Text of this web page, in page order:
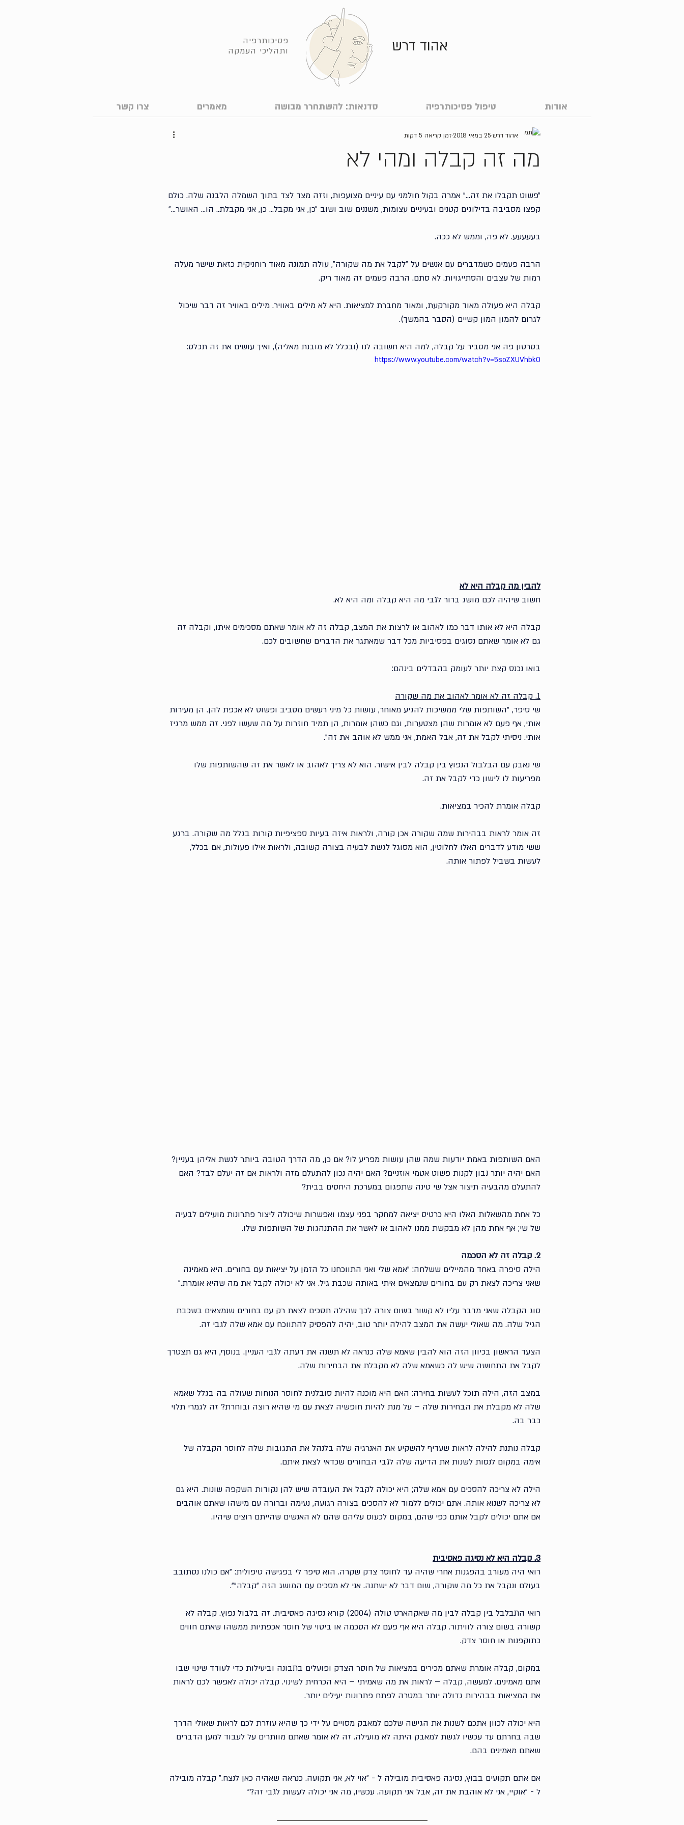
פסיכותרפיה
ותהליכי העמקה
אהוד דרש
אודות טיפול פסיכותרפיה סדנאות: להשתחרר מבושה מאמרים צרו קשר
מה זה קבלה ומהי לא
אהוד דרש 25 במאי 2018 זמן קריאה 5 דקות
״פשוט תקבלו את זה...״ אמרה בקול חולמני עם עיניים מצועפות, וזזה מצד לצד בתוך השמלה הלבנה שלה. כולם
קפצו מסביבה בדילוגים קטנים ובעיניים עצומות, משננים שוב ושוב ״כן, אני מקבל... כן, אני מקבלת.. הו... האושר...״
בעעעעע. לא פה, וממש לא ככה.
הרבה פעמים כשמדברים עם אנשים על ״לקבל את מה שקורה״, עולה תמונה מאוד רוחניקית כזאת שישר מעלה
רמות של עצבים והסתייגויות. לא סתם. הרבה פעמים זה מאוד ריק.
קבלה היא פעולה מאוד מקורקעת, ומאוד מחברת למציאות. היא לא מילים באוויר. מילים באוויר זה דבר שיכול
לגרום להמון המון קשיים (הסבר בהמשך).
בסרטון פה אני מסביר על קבלה, למה היא חשובה לנו (ובכלל לא מובנת מאליה), ואיך עושים את זה תכלס:
https://www.youtube.com/watch?v=5soZXUVhbk0
להבין מה קבלה היא לא
חשוב שיהיה לכם מושג ברור לגבי מה היא קבלה ומה היא לא.
קבלה היא לא אותו דבר כמו לאהוב או לרצות את המצב, קבלה זה לא אומר שאתם מסכימים איתו, וקבלה זה
גם לא אומר שאתם נסוגים בפסיביות מכל דבר שמאתגר את הדברים שחשובים לכם.
בואו נכנס קצת יותר לעומק בהבדלים בינהם:
1. קבלה זה לא אומר לאהוב את מה שקורה
שי סיפר, ״השותפות שלי ממשיכות להגיע מאוחר, עושות כל מיני רעשים מסביב ופשוט לא אכפת להן. הן מעירות
אותי, אף פעם לא אומרות שהן מצטערות, וגם כשהן אומרות, הן תמיד חוזרות על מה שעשו לפני. זה ממש מרגיז
אותי. ניסיתי לקבל את זה, אבל האמת, אני ממש לא אוהב את זה״.
שי נאבק עם הבלבול הנפוץ בין קבלה לבין אישור. הוא לא צריך לאהוב או לאשר את זה שהשותפות שלו
מפריעות לו לישון כדי לקבל את זה.
קבלה אומרת להכיר במציאות.
זה אומר לראות בבהירות שמה שקורה אכן קורה, ולראות איזה בעיות ספציפיות קורות בגלל מה שקורה. ברגע
ששי מודע לדברים האלו לחלוטין, הוא מסוגל לגשת לבעיה בצורה קשובה, ולראות אילו פעולות, אם בכלל,
לעשות בשביל לפתור אותה.
האם השותפות באמת יודעות שמה שהן עושות מפריע לו? אם כן, מה הדרך הטובה ביותר לגשת אליהן בעניין?
האם יהיה יותר נבון לקנות פשוט אטמי אוזניים? האם יהיה נכון להתעלם מזה ולראות אם זה יעלם לבד? האם
להתעלם מהבעיה תיצור אצל שי טינה שתפגום במערכת היחסים בבית?
כל אחת מהשאלות האלו היא כרטיס יציאה למחקר בפני עצמו ואפשרות שיכולה ליצור פתרונות מועילים לבעיה
של שי; אף אחת מהן לא מבקשת ממנו לאהוב או לאשר את ההתנהגות של השותפות שלו.
2. קבלה זה לא הסכמה
הילה סיפרה באחד מהמיילים ששלחה: ״אמא שלי ואני התווכחנו כל הזמן על יציאות עם בחורים. היא מאמינה
שאני צריכה לצאת רק עם בחורים שנמצאים איתי באותה שכבת גיל. אני לא יכולה לקבל את מה שהיא אומרת.״
סוג הקבלה שאני מדבר עליו לא קשור בשום צורה לכך שהילה תסכים לצאת רק עם בחורים שנמצאים בשכבת
הגיל שלה. מה שאולי יעשה את המצב להילה יותר טוב, יהיה להפסיק להתווכח עם אמא שלה לגבי זה.
הצעד הראשון בכיוון הזה הוא להבין שאמא שלה כנראה לא תשנה את דעתה לגבי העניין. בנוסף, היא גם תצטרך
לקבל את התחושה שיש לה כשאמא שלה לא מקבלת את הבחירות שלה.
במצב הזה, הילה תוכל לעשות בחירה: האם היא מוכנה להיות סובלנית לחוסר הנוחות שעולה בה בגלל שאמא
שלה לא מקבלת את הבחירות שלה – על מנת להיות חופשיה לצאת עם מי שהיא רוצה ובוחרת? זה לגמרי תלוי
כבר בה.
קבלה נותנת להילה לראות שעדיף להשקיע את האנרגיה שלה בלנהל את התגובות שלה לחוסר הקבלה של
אימה במקום לנסות לשנות את הדיעה שלה לגבי הבחורים שכדאי לצאת איתם.
הילה לא צריכה להסכים עם אמא שלה; היא יכולה לקבל את העובדה שיש להן נקודות השקפה שונות. היא גם
לא צריכה לשנוא אותה. אתם יכולים ללמוד לא להסכים בצורה רגועה, נעימה וברורה עם מישהו שאתם אוהבים
אם אתם יכולים לקבל אותם כפי שהם, במקום לכעוס עליהם שהם לא האנשים שהייתם רוצים שיהיו.
3. קבלה היא לא נסיגה פאסיבית
רואי היה מעורב בהפגנות אחרי שהיה עד לחוסר צדק שקרה. הוא סיפר לי בפגישה טיפולית: ״אם כולנו נסתובב
בעולם ונקבל את כל מה שקורה, שום דבר לא ישתנה. אני לא מסכים עם המושג הזה ״קבלה״״.
רואי התבלבל בין קבלה לבין מה שאקהארט טולה (2004) קורא נסיגה פאסיבית. זה בלבול נפוץ. קבלה לא
קשורה בשום צורה לוויתור. קבלה היא אף פעם לא הסכמה או ביטוי של חוסר אכפתיות ממשהו שאתם חווים
כתוקפנות או חוסר צדק.
במקום, קבלה אומרת שאתם מכירים במציאות של חוסר הצדק ופועלים בתבונה וביעילות כדי לעודד שינוי שבו
אתם מאמינים. למעשה, קבלה – לראות את מה שאמיתי – היא הכרחית לשינוי. קבלה יכולה לאפשר לכם לראות
את המציאות בבהירות גדולה יותר במטרה לפתח פתרונות יעילים יותר.
היא יכולה לכוון אתכם לשנות את הגישה שלכם למאבק מסויים על ידי כך שהיא עוזרת לכם לראות שאולי הדרך
שבה בחרתם עד עכשיו לגשת למאבק היתה לא מועילה. זה לא אומר שאתם מוותרים על לעבוד למען הדברים
שאתם מאמינים בהם.
אם אתם תקועים בבוץ, נסיגה פאסיבית מובילה ל - ״אוי לא, אני תקועה. כנראה שאהיה כאן לנצח.״ קבלה מובילה
ל - ״אוקיי, אני לא אוהבת את זה, אבל אני תקועה. עכשיו, מה אני יכולה לעשות לגבי זה?״